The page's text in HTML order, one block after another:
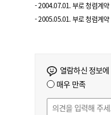
- 2004.07.01. 부로 청렴계
- 2005.05.01. 부로 청렴계
열람하신 정보
매우 만족